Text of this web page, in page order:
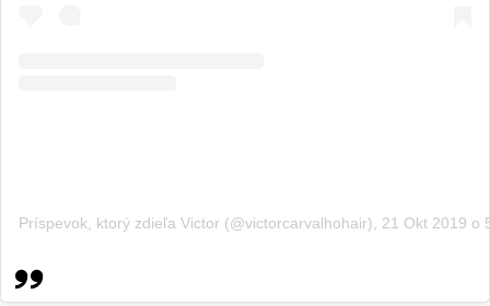
Príspevok, ktorý zdieľa Victor (@victorcarvalhohair), 21 Okt 2019 o